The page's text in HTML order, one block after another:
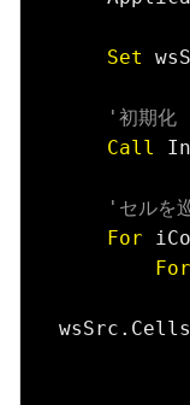
Set
'初期化
Call
'セルを
For
For